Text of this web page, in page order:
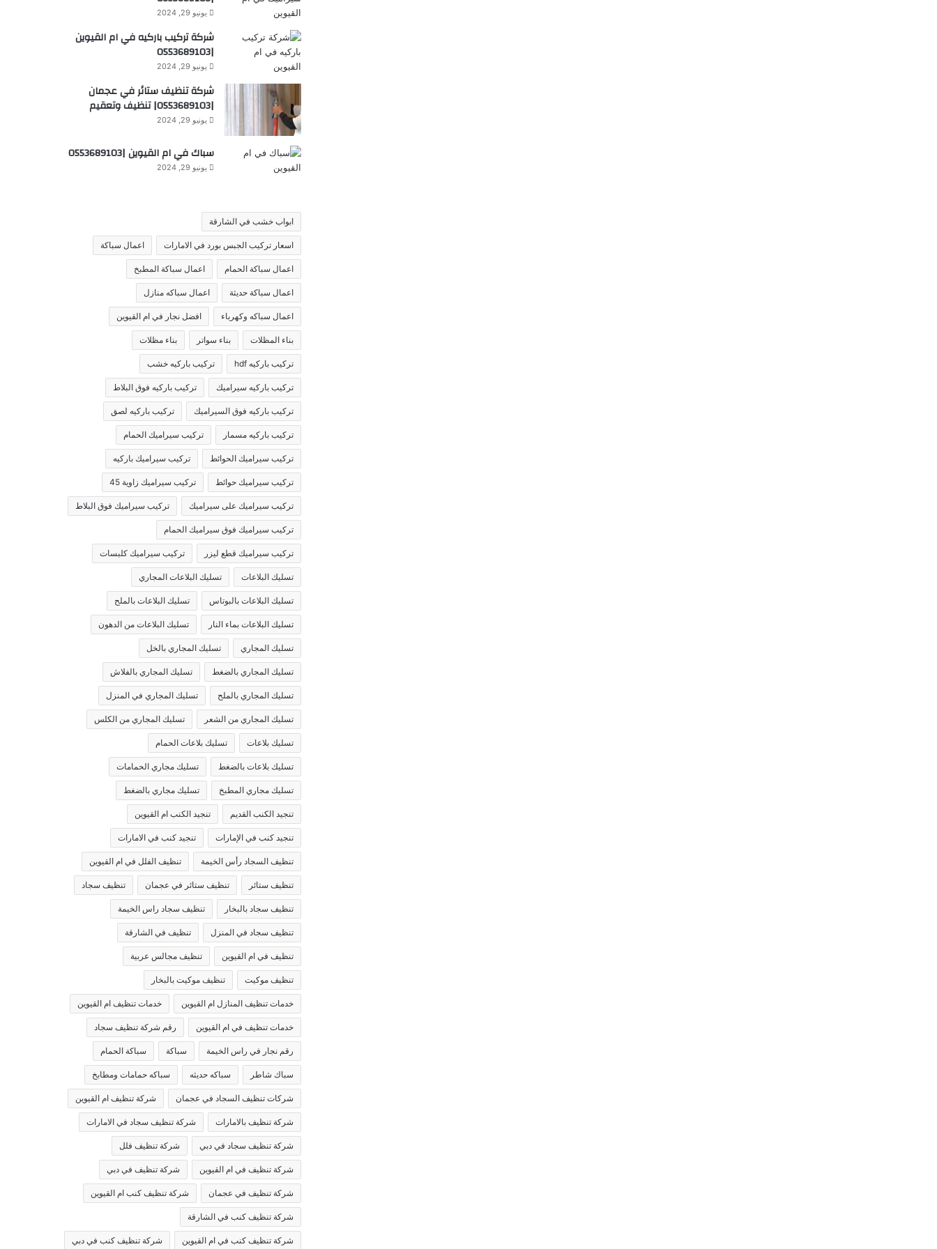
يونيو 29, 2024
شركة تركيب باركيه في ام القيوين
|0553689103
يونيو 29, 2024
شركة تنظيف ستائر في عجمان
|0553689103| تنظيف وتعقيم
يونيو 29, 2024
سباك في ام القيوين |0553689103
يونيو 29, 2024
ابواب خشب في الشارقة
اسعار تركيب الجبس بورد في الامارات اعمال سباكة
اعمال سباكة الحمام اعمال سباكة المطبخ
اعمال سباكة حديثة اعمال سباكه منازل
اعمال سباكه وكهرباء افضل نجار في ام القيوين
بناء المظلات بناء سواتر بناء مظلات
تركيب باركيه hdf تركيب باركيه خشب
تركيب باركيه سيراميك تركيب باركيه فوق البلاط
تركيب باركيه فوق السيراميك تركيب باركيه لصق
تركيب باركيه مسمار تركيب سيراميك الحمام
تركيب سيراميك الحوائط تركيب سيراميك باركيه
تركيب سيراميك حوائط تركيب سيراميك زاوية 45
تركيب سيراميك على سيراميك تركيب سيراميك فوق البلاط
تركيب سيراميك فوق سيراميك الحمام
تركيب سيراميك قطع ليزر تركيب سيراميك كلبسات
تسليك البلاعات تسليك البلاعات المجاري
تسليك البلاعات بالبوتاس تسليك البلاعات بالملح
تسليك البلاعات بماء النار تسليك البلاعات من الدهون
تسليك المجاري تسليك المجاري بالخل
تسليك المجاري بالضغط تسليك المجاري بالفلاش
تسليك المجاري بالملح تسليك المجاري في المنزل
تسليك المجاري من الشعر تسليك المجاري من الكلس
تسليك بلاعات تسليك بلاعات الحمام
تسليك بلاعات بالضغط تسليك مجاري الحمامات
تسليك مجاري المطبخ تسليك مجاري بالضغط
تنجيد الكنب القديم تنجيد الكنب ام القيوين
تنجيد كنب في الإمارات تنجيد كنب في الامارات
تنظيف السجاد رأس الخيمة تنظيف الفلل في ام القيوين
تنظيف ستائر تنظيف ستائر في عجمان تنظيف سجاد
تنظيف سجاد بالبخار تنظيف سجاد راس الخيمة
تنظيف سجاد في المنزل تنظيف في الشارقة
تنظيف في ام القيوين تنظيف مجالس عربية
تنظيف موكيت تنظيف موكيت بالبخار
خدمات تنظيف المنازل ام القيوين خدمات تنظيف ام القيوين
خدمات تنظيف في ام القيوين رقم شركة تنظيف سجاد
رقم نجار في راس الخيمة سباكة سباكة الحمام
سباك شاطر سباكه حديثه سباكه حمامات ومطابخ
شركات تنظيف السجاد في عجمان شركة تنظيف ام القيوين
شركة تنظيف بالامارات شركة تنظيف سجاد في الامارات
شركة تنظيف سجاد في دبي شركة تنظيف فلل
شركة تنظيف في ام القيوين شركة تنظيف في دبي
شركة تنظيف في عجمان شركة تنظيف كنب ام القيوين
شركة تنظيف كنب في الشارقة
شركة تنظيف كنب في ام القيوين شركة تنظيف كنب في دبي